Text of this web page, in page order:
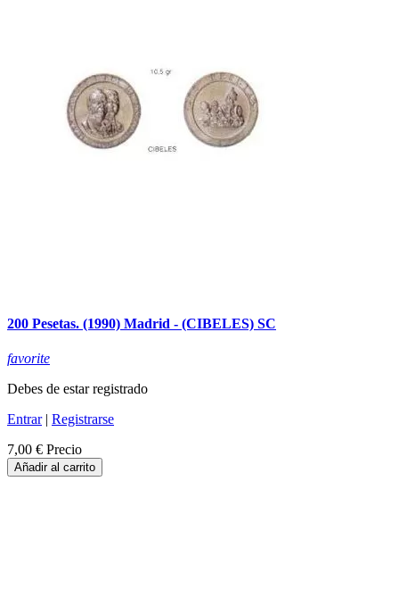
200 Pesetas. (1990) Madrid - (CIBELES) SC
favorite
Debes de estar registrado
Entrar| Registrarse
7,00 € Precio
Añadir al carrito